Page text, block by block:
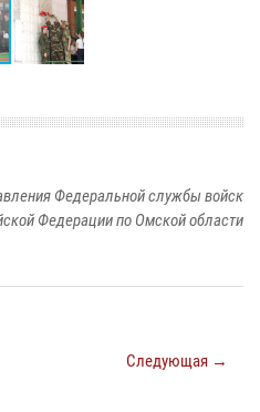
Федеральной службы войск
Федерации по Омской области
Следующая →